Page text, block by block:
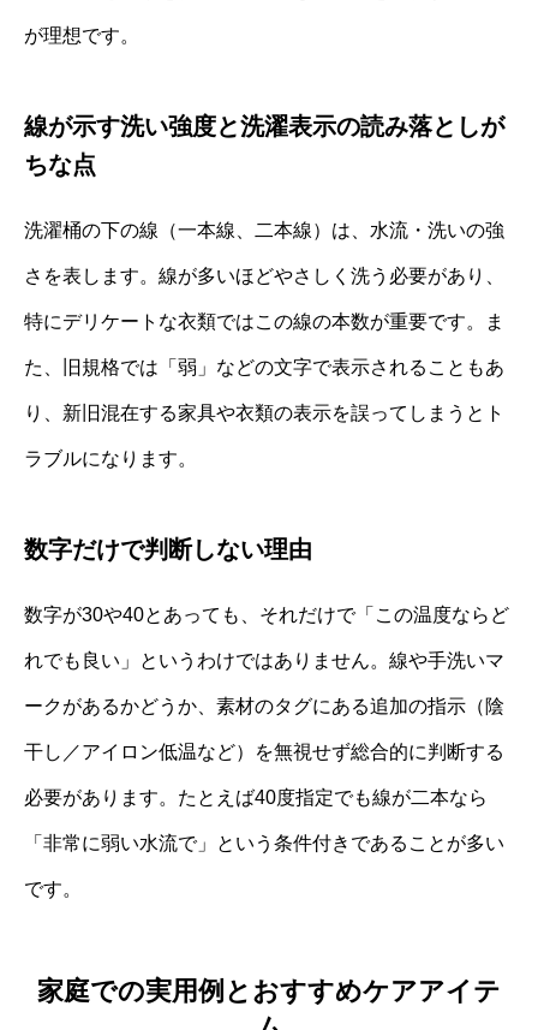
が理想です。
線が示す洗い強度と洗濯表示の読み落としが
ちな点
洗濯桶の下の線（一本線、二本線）は、水流・洗いの強
さを表します。線が多いほどやさしく洗う必要があり、
特にデリケートな衣類ではこの線の本数が重要です。ま
た、旧規格では「弱」などの文字で表示されることもあ
り、新旧混在する家具や衣類の表示を誤ってしまうとト
ラブルになります。
数字だけで判断しない理由
数字が30や40とあっても、それだけで「この温度ならど
れでも良い」というわけではありません。線や手洗いマ
ークがあるかどうか、素材のタグにある追加の指示（陰
干し／アイロン低温など）を無視せず総合的に判断する
必要があります。たとえば40度指定でも線が二本なら
「非常に弱い水流で」という条件付きであることが多い
です。
家庭での実用例とおすすめケアアイテ